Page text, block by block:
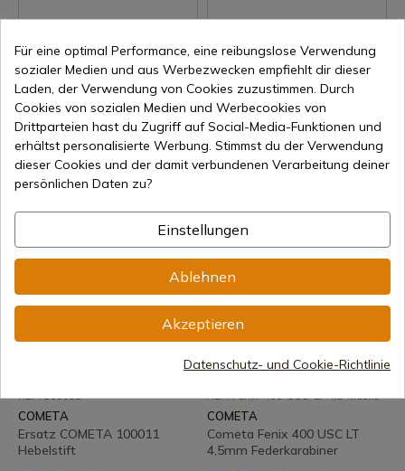
Produkt anzeigen
REF: OR400008
COMETA
Luftgewehre COMETA Regler
OR400008
7-15 Tage Versand
Produkt anzeigen
REF: 200004
COMETA
Cometa Komplettes Visier C-
50 / C-100 200004
7-15 Tage Versand
REF: 100011
COMETA
Ersatz COMETA 100011
Hebelstift
Produkt anzeigen
REF: Fenix-400-USC-LT-4,5-Muelle
COMETA
Cometa Fenix 400 USC LT
4,5mm Federkarabiner
Für eine optimal Performance, eine reibungslose Verwendung
sozialer Medien und aus Werbezwecken empfiehlt dir dieser
Laden, der Verwendung von Cookies zuzustimmen. Durch
Cookies von sozialen Medien und Werbecookies von
Drittparteien hast du Zugriff auf Social-Media-Funktionen und
erhältst personalisierte Werbung. Stimmst du der Verwendung
dieser Cookies und der damit verbundenen Verarbeitung deiner
persönlichen Daten zu?
Einstellungen
Ablehnen
Akzeptieren
Datenschutz- und Cookie-Richtlinie